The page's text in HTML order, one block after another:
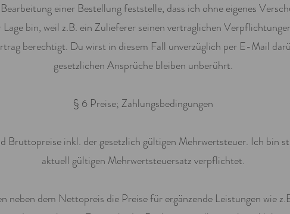
einer Bestellung feststelle, dass ich ohne eigenes
bin, weil z.B. ein Zulieferer seinen vertraglichen
berechtigt. Du wirst in diesem Fall unverzüglich per E-Mail
gesetzlichen Ansprüche bleiben unberührt.
§ 6 Preise; Zahlungsbedingungen
Bruttopreise inkl. der gesetzlich gültigen Mehrwertsteuer. Ich bin
aktuell gültigen Mehrwertsteuersatz verpflichtet.
neben dem Nettopreis die Preise für ergänzende Leistungen wie